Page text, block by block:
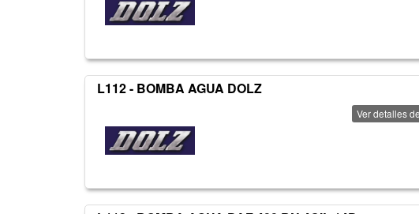
L112 - BOMBA AGUA DOLZ
Ver detalles